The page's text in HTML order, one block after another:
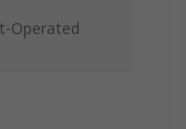
Operated